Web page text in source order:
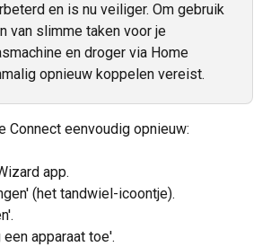
en is nu veiliger. Om gebruik
van slimme taken voor je
en droger via Home
opnieuw koppelen vereist.
Connect eenvoudig opnieuw:
app.
(het tandwiel-icoontje).
apparaat toe'.